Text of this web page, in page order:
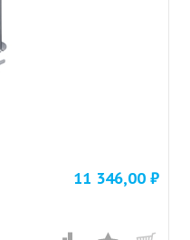
11 346,00 ₽